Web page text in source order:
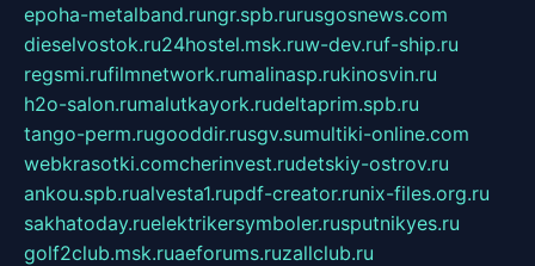
epoha-metalband.rungr.spb.rurusgosnews.com
dieselvostok.ru24hostel.msk.ruw-dev.ruf-ship.ru
regsmi.rufilmnetwork.rumalinasp.rukinosvin.ru
h2o-salon.rumalutkayork.rudeltaprim.spb.ru
tango-perm.rugooddir.rusgv.sumultiki-online.com
webkrasotki.comcherinvest.rudetskiy-ostrov.ru
ankou.spb.rualvesta1.rupdf-creator.runix-files.org.ru
sakhatoday.ruelektrikersymboler.rusputnikyes.ru
golf2club.msk.ruaeforums.ruzallclub.ru